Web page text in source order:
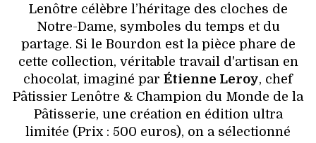
Lenôtre célèbre l’héritage des cloches de
Notre-Dame, symboles du temps et du
partage. Si le Bourdon est la pièce phare de
cette collection, véritable travail d'artisan en
chocolat, imaginé par Étienne Leroy, chef
Pâtissier Lenôtre & Champion du Monde de la
Pâtisserie, une création en édition ultra
limitée (Prix : 500 euros), on a sélectionné